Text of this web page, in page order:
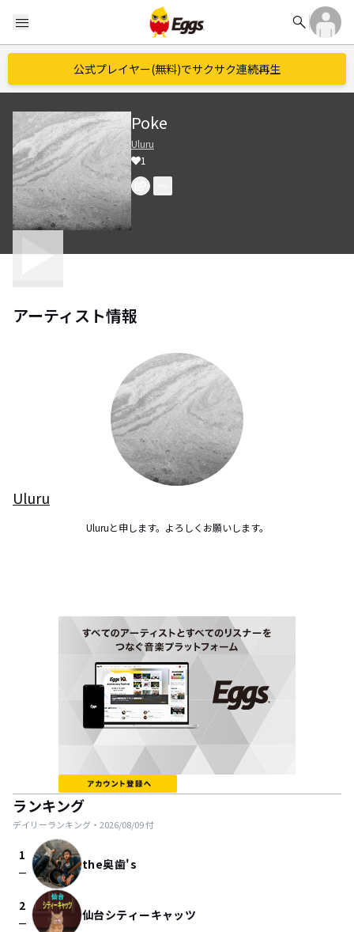
menu search
公式プレイヤー(無料)でサクサク連続再生
Poke
Uluru
1
アーティスト情報
Uluru
Uluruと申します。よろしくお願いします。
ランキング
デイリーランキング・ 2026/08/09付
1
check_indeterminate_small the奥歯's
2
check_indeterminate_small 仙台シティーキャッツ